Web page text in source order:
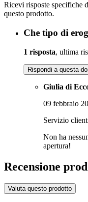
Ricevi risposte specifiche
questo prodotto.
Che tipo di
1 risposta, ultima
Rispondi a questa
Giulia di
09 febbraio
Servizio
Non ha
apertura!
Recensione
Valuta questo prodotto